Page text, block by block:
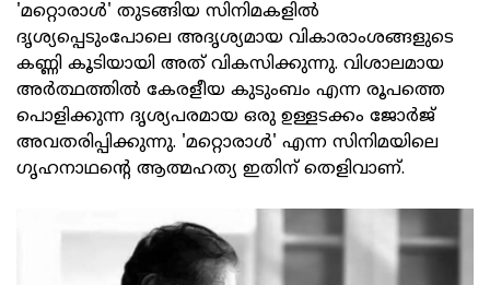
'മറ്റൊരാള്‍' തുടങ്ങിയ സിനിമകളില്‍
ദൃശ്യപ്പെടുംപോലെ അദൃശ്യമായ വികാരാംശങ്ങളുടെ
കണ്ണി കൂടിയായി അത് വികസിക്കുന്നു. വിശാലമായ
അര്‍ത്ഥത്തില്‍ കേരളീയ കുടുംബം എന്ന രൂപത്തെ
പൊളിക്കുന്ന ദൃശ്യപരമായ ഒരു ഉള്ളടക്കം ജോര്‍ജ്
അവതരിപ്പിക്കുന്നു. 'മറ്റൊരാള്‍' എന്ന സിനിമയിലെ
ഗൃഹനാഥന്റെ ആത്മഹത്യ ഇതിന് തെളിവാണ്.